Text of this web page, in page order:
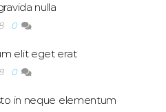
nulla
0
elit eget erat
0
in neque elementum